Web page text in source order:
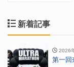
新着記事
2026
第一回